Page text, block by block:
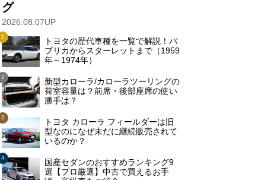
グ
2026.08.07UP
トヨタの歴代車種を一覧で解説！パ
ブリカからスターレットまで（1959
年～1974年）
新型カローラ/カローラツーリングの
荷室容量は？前席・後部座席の使い
勝手は？
トヨタ カローラ フィールダーは旧
型なのになぜ未だに継続販売されて
いるのか？
国産セダンのおすすめランキング9
選【プロ厳選】中古で買えるお手